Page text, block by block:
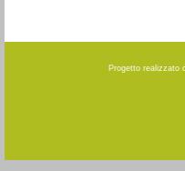
Progetto realizzato